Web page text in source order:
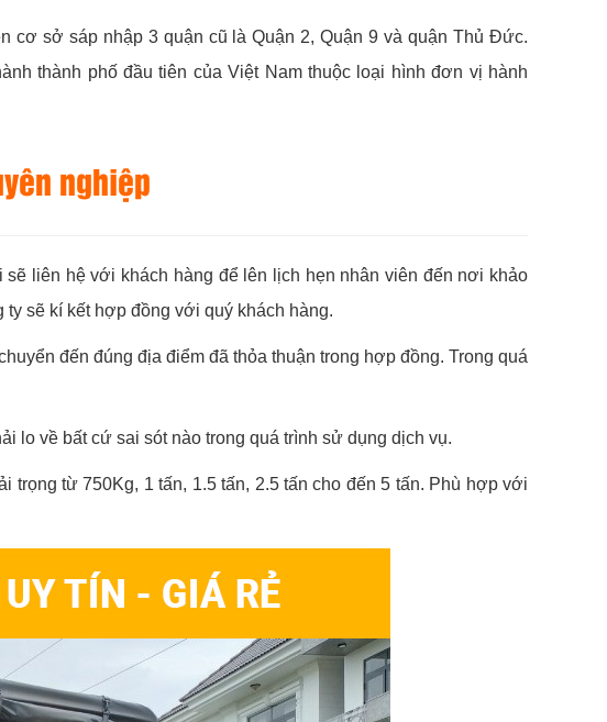
cơ sở sáp nhập 3 quận cũ là Quận 2, Quận 9 và quận Thủ Đức.
thành phố đầu tiên của Việt Nam thuộc loại hình đơn vị hành
nghiệp
liên hệ với khách hàng để lên lịch hẹn nhân viên đến nơi khảo
sẽ kí kết hợp đồng với quý khách hàng.
đến đúng địa điểm đã thỏa thuận trong hợp đồng. Trong quá
lo về bất cứ sai sót nào trong quá trình sử dụng dịch vụ.
trọng từ 750Kg, 1 tấn, 1.5 tấn, 2.5 tấn cho đến 5 tấn. Phù hợp với